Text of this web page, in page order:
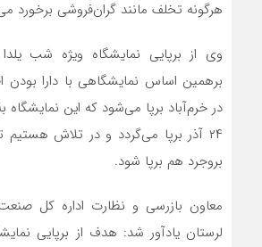
هرگونه تخلف مانند گران‌فروشی برخورد
وی از برپایی نمایشگاه ویژه شب
برهمین اساس نمایشگاهی با دارا بودن
در خرم‌آباد برپا می‌شود که این
۲۴ آذر برپا می‌گردد و در تلاش هستیم
بروجرد هم برپا شود.
معاون بازرسی و نظارت اداره کل
لرستان یادآور شد: هدف از برپایی